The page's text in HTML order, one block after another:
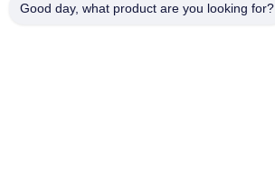
Good day, what product are you looking for?